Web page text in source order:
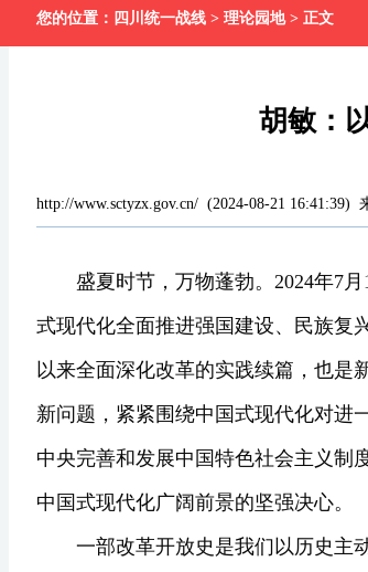
您的位置： 四川统一战线 > 理论园地> 正文
胡敏：
http://www.sctyzx.gov.cn/ (2024-08-21 16:41:39)
盛夏时节，万物蓬勃。2024年7
式现代化全面推进强国建设、民族复
以来全面深化改革的实践续篇，也是
新问题，紧紧围绕中国式现代化对进
中央完善和发展中国特色社会主义制
中国式现代化广阔前景的坚强决心。
一部改革开放史是我们以历史主